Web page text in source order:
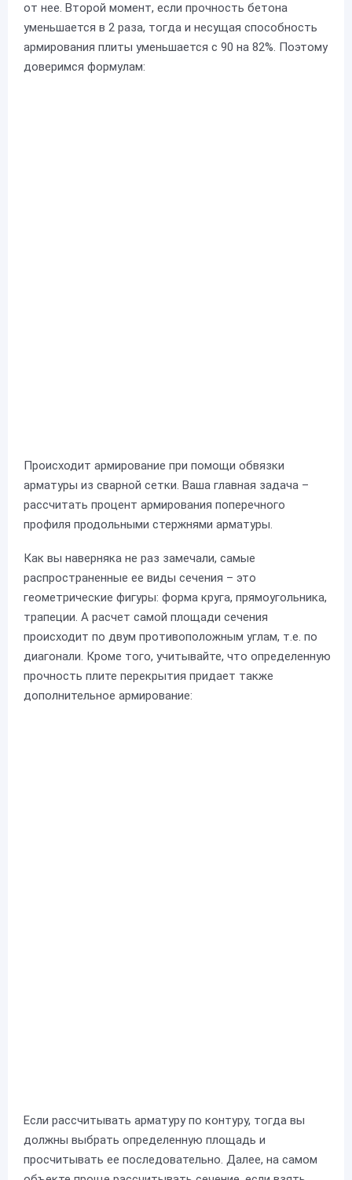
от нее. Второй момент, если прочность бетона
уменьшается в 2 раза, тогда и несущая способность
армирования плиты уменьшается с 90 на 82%. Поэтому
доверимся формулам:
Происходит армирование при помощи обвязки
арматуры из сварной сетки. Ваша главная задача –
рассчитать процент армирования поперечного
профиля продольными стержнями арматуры.
Как вы наверняка не раз замечали, самые
распространенные ее виды сечения – это
геометрические фигуры: форма круга, прямоугольника,
трапеции. А расчет самой площади сечения
происходит по двум противоположным углам, т.е. по
диагонали. Кроме того, учитывайте, что определенную
прочность плите перекрытия придает также
дополнительное армирование:
Если рассчитывать арматуру по контуру, тогда вы
должны выбрать определенную площадь и
просчитывать ее последовательно. Далее, на самом